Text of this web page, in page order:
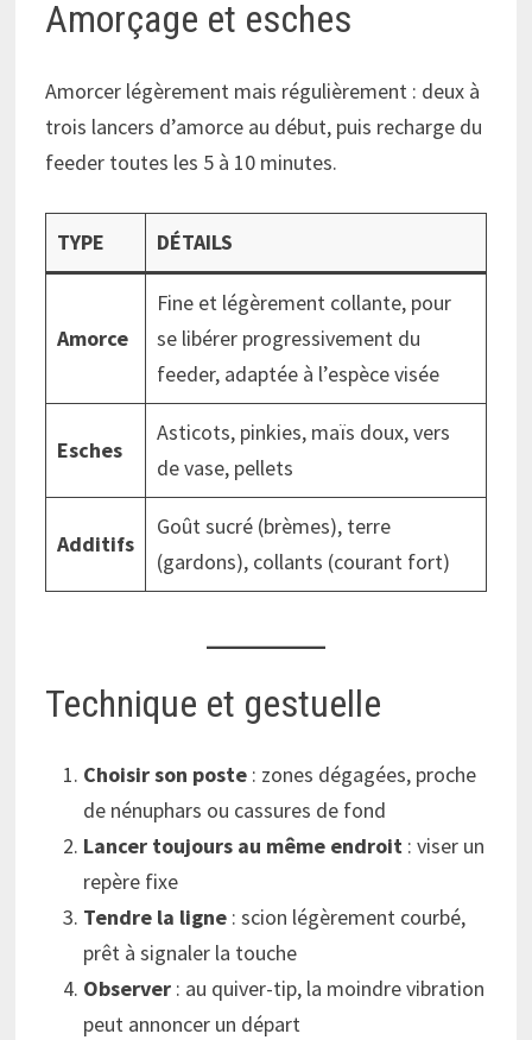
Amorçage et esches
Amorcer légèrement mais régulièrement : deux à
trois lancers d’amorce au début, puis recharge du
feeder toutes les 5 à 10 minutes.
TYPE DÉTAILS
Amorce
Fine et légèrement collante, pour
se libérer progressivement du
feeder, adaptée à l’espèce visée
Esches
Asticots, pinkies, maïs doux, vers
de vase, pellets
Additifs
Goût sucré (brèmes), terre
(gardons), collants (courant fort)
Technique et gestuelle
Choisir son poste: zones dégagées, proche
de nénuphars ou cassures de fond
Lancer toujours au même endroit: viser un
repère fixe
Tendre la ligne: scion légèrement courbé,
prêt à signaler la touche
Observer: au quiver-tip, la moindre vibration
peut annoncer un départ